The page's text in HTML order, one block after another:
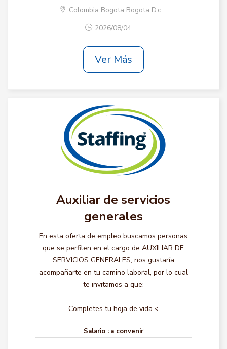
Colombia Bogota Bogota D.c.
2026/08/04
Ver Más
Auxiliar de servicios
generales
En esta oferta de empleo buscamos personas
que se perfilen en el cargo de AUXILIAR DE
SERVICIOS GENERALES, nos gustaría
acompañarte en tu camino laboral, por lo cual
te invitamos a que:
- Completes tu hoja de vida.<...
Salario : a convenir